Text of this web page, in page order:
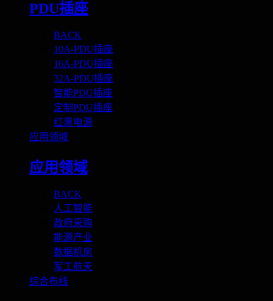
PDU插座
BACK
10A-PDU插座
16A-PDU插座
32A-PDU插座
智能PDU插座
定制PDU插座
红黑电源
应用领域
应用领域
BACK
人工智能
政府采购
能源产业
数据机房
军工航天
综合布线